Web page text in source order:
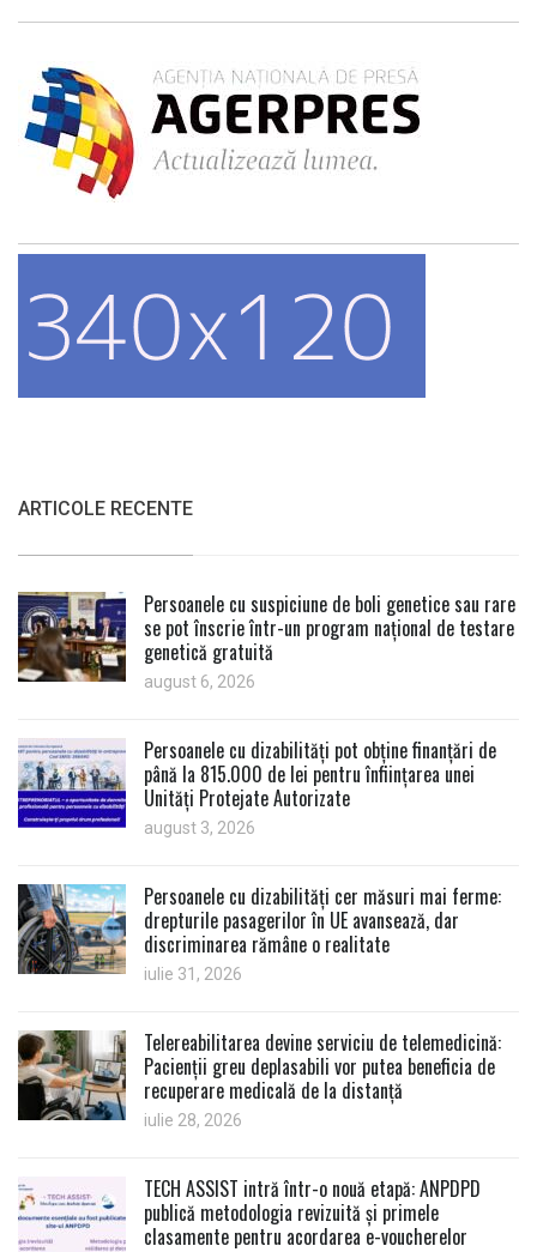
ARTICOLE RECENTE
Persoanele cu suspiciune de boli genetice sau rare
se pot înscrie într-un program național de testare
genetică gratuită
august 6, 2026
Persoanele cu dizabilități pot obține finanțări de
până la 815.000 de lei pentru înființarea unei
Unități Protejate Autorizate
august 3, 2026
Persoanele cu dizabilități cer măsuri mai ferme:
drepturile pasagerilor în UE avansează, dar
discriminarea rămâne o realitate
iulie 31, 2026
Telereabilitarea devine serviciu de telemedicină:
Pacienții greu deplasabili vor putea beneficia de
recuperare medicală de la distanță
iulie 28, 2026
TECH ASSIST intră într-o nouă etapă: ANPDPD
publică metodologia revizuită și primele
clasamente pentru acordarea e-voucherelor